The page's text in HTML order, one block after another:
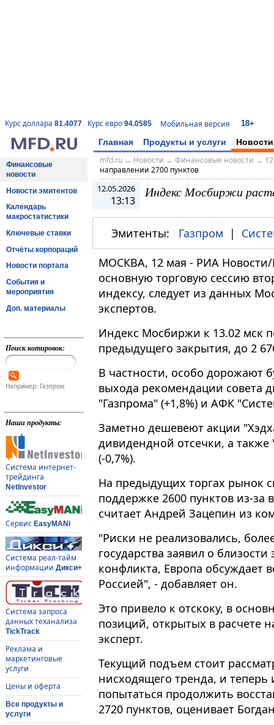
Курс доллара 81.4077 Курс евро 94.0585 Мобильная версия 18+
Главная Продукты и услуги Новости
Финансовые
новости
Новости эмитентов
Календарь
макростатистики
Ключевые ставки
Отчёты корпораций
Новости портала
События и
мероприятия
Доп. материалы
Поиск котировок:
Например: Газпром
Наши продукты:
Система интернет-
трейдинга
NetInvestor
Сервис EasyMANi
Система реал-тайм
информации Дикси+
Система запроса
данных теханализа
TickTrack
Реклама и
маркетинговые
услуги
Цены и оферта
Все продукты и
услуги
mfd.ru→ Новости → Финансовые новости →
направлении 2700 пунктов
12.05.2026
13:13
Индекс Мосбиржи
Эмитенты: Газпром |
МОСКВА, 12 мая - РИА
основную торговую сессию
индексу, следует из данных
экспертов.
Индекс Мосбиржи к 13​​​.02 мск
предыдущего закрытия, до 2
В частности, особо дорожают
выхода рекомендации совета
"Газпрома" (+1,8%) и АФК
Заметно дешевеют акции
дивидендной отсечки, а
(-0,7%).
На предыдущих торгах рынок
поддержке 2600 пунктов из-
считает Андрей Зацепин из
"Риски не реализовались,
государства заявил о
конфликта, Европа обсуждает
Россией", - добавляет он.
Это привело к отскоку, в
позиций, открытых в расчете
эксперт.
Текущий подъем стоит
нисходящего тренда, и
попытаться продолжить
2720 пунктов, оценивает